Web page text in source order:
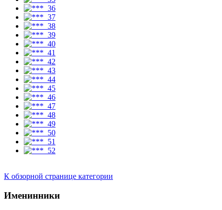
К обзорной странице категории
Именинники